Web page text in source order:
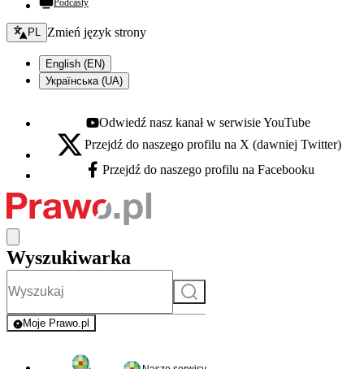
Podcasty
Zmień język - bieżący:
PL Zmień język strony
English (EN)
Українська (UA)
Youtube - otwiera się w nowej karcie
Odwiedź nasz kanał w serwisie YouTube
X - otwiera się w nowej karcie
Przejdź do naszego profilu na X (dawniej Twitter)
Facebook - otwiera się w nowej karcie
Przejdź do naszego profilu na Facebooku
Wyszukiwarka
Szukaj
Moje Prawo.pl
- rejestracja i logowanie do serwisu